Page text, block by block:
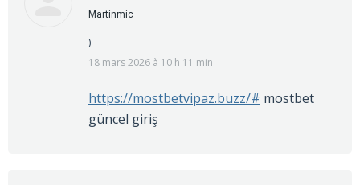
Martinmic
)
18 mars 2026 à 10 h 11 min
https://mostbetvipaz.buzz/# mostbet
güncel giriş